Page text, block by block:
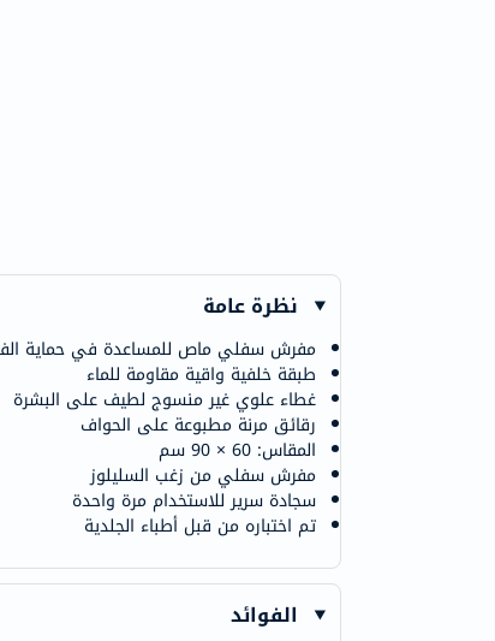
نظرة عامة
مفرش سفلي ماص للمساعدة في حماية
طبقة خلفية واقية مقاومة للماء
غطاء علوي غير منسوج لطيف على البشرة
رقائق مرنة مطبوعة على الحواف
المقاس: 60 × 90 سم
مفرش سفلي من زغب السليلوز
سجادة سرير للاستخدام مرة واحدة
تم اختباره من قبل أطباء الجلدية
الفوائد